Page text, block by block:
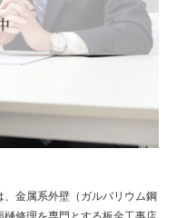
金属系外壁（ガルバリウム鋼